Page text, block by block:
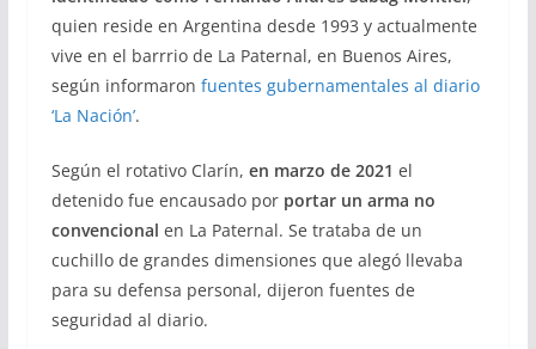
quien reside en Argentina desde 1993 y actualmente
vive en el barrrio de La Paternal, en Buenos Aires,
según informaron fuentes gubernamentales al diario
‘La Nación’.
Según el rotativo Clarín, en marzo de 2021 el
detenido fue encausado porportar un arma no
convencional en La Paternal. Se trataba de un
cuchillo de grandes dimensiones que alegó llevaba
para su defensa personal, dijeron fuentes de
seguridad al diario.